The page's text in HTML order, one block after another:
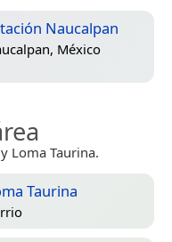
Naucalpan
México
Loma Taurina.
Taurina